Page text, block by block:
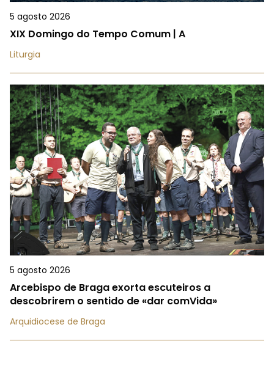
5 agosto 2026
XIX Domingo do Tempo Comum | A
Liturgia
5 agosto 2026
Arcebispo de Braga exorta escuteiros a
descobrirem o sentido de «dar comVida»
Arquidiocese de Braga